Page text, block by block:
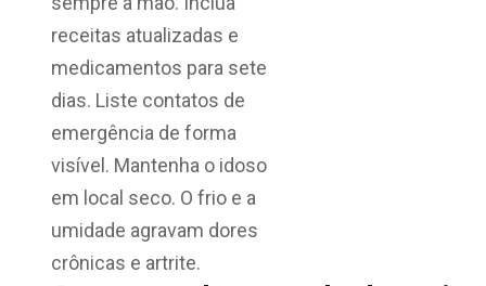
receitas atualizadas e
medicamentos para sete
dias. Liste contatos de
emergência de forma
visível. Mantenha o idoso
em local seco. O frio e a
umidade agravam dores
crônicas e artrite.